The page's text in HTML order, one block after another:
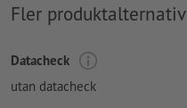
Fler produktalternativ
Datacheck
utan datacheck